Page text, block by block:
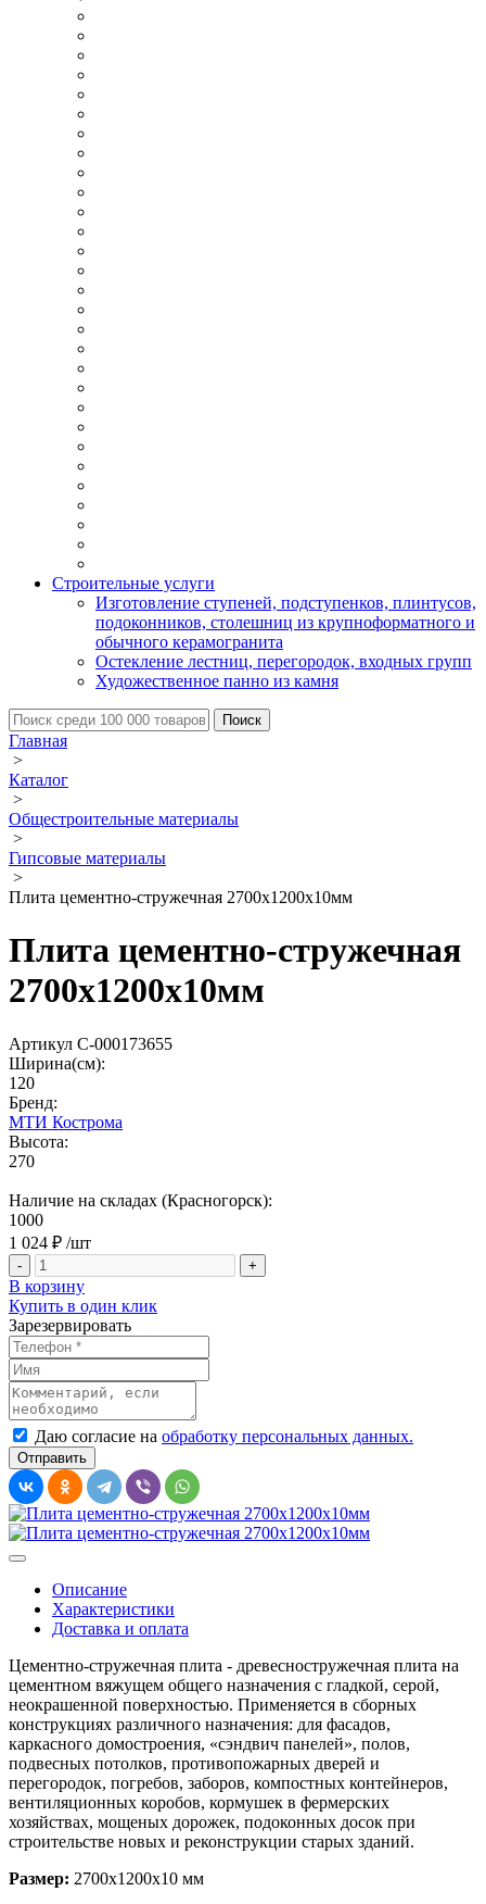
Строительные услуги
Изготовление ступеней, подступенков, плинтусов,
подоконников, столешниц из крупноформатного и
обычного керамогранита
Остекление лестниц, перегородок, входных групп
Художественное панно из камня
Главная
>
Каталог
>
Общестроительные материалы
>
Гипсовые материалы
>
Плита цементно-стружечная 2700х1200х10мм
Плита цементно-стружечная
2700х1200х10мм
Артикул С-000173655
Ширина(см):
120
Бренд:
МТИ Кострома
Высота:
270
Наличие на складах (Красногорск):
1000
1 024 ₽ /шт
- +
В корзину
Купить в один клик
Зарезервировать
Даю согласие на обработку персональных данных.
Описание
Характеристики
Доставка и оплата
Цементно-стружечная плита - древесностружечная плита на
цементном вяжущем общего назначения с гладкой, серой,
неокрашенной поверхностью. Применяется в сборных
конструкциях различного назначения: для фасадов,
каркасного домостроения, «сэндвич панелей», полов,
подвесных потолков, противопожарных дверей и
перегородок, погребов, заборов, компостных контейнеров,
вентиляционных коробов, кормушек в фермерских
хозяйствах, мощеных дорожек, подоконных досок при
строительстве новых и реконструкции старых зданий.
Размер: 2700х1200х10 мм